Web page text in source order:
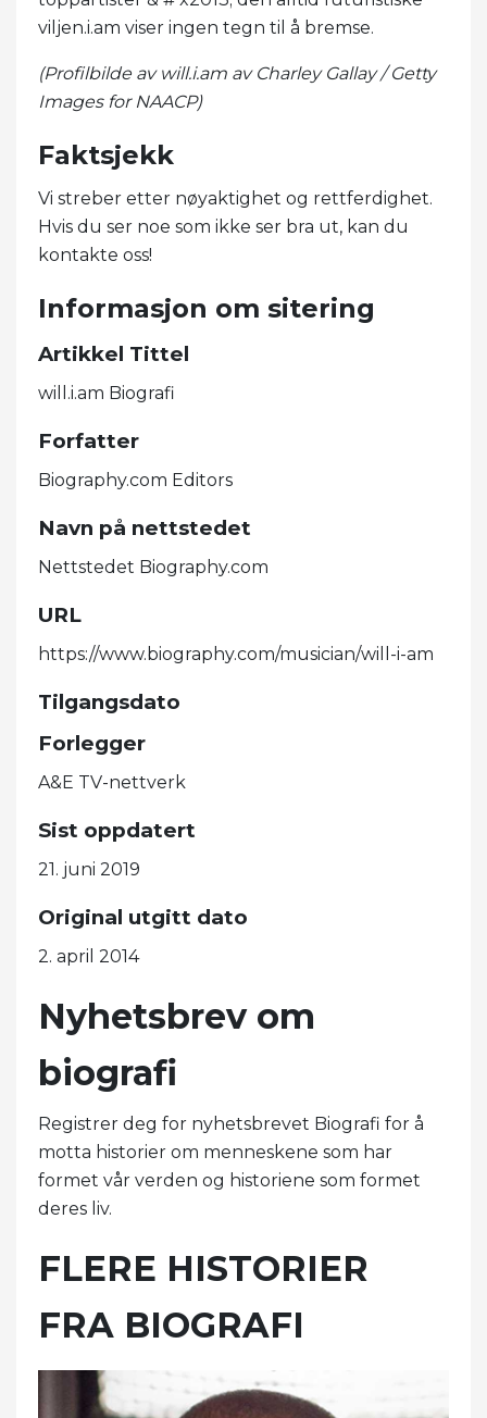
viljen.i.am viser ingen tegn til å bremse.
(Profilbilde av will.i.am av Charley Gallay / Getty
Images for NAACP)
Faktsjekk
Vi streber etter nøyaktighet og rettferdighet.
Hvis du ser noe som ikke ser bra ut, kan du
kontakte oss!
Informasjon om sitering
Artikkel Tittel
will.i.am Biografi
Forfatter
Biography.com Editors
Navn på nettstedet
Nettstedet Biography.com
URL
https://www.biography.com/musician/will-i-am
Tilgangsdato
Forlegger
A&E TV-nettverk
Sist oppdatert
21. juni 2019
Original utgitt dato
2. april 2014
Nyhetsbrev om
biografi
Registrer deg for nyhetsbrevet Biografi for å
motta historier om menneskene som har
formet vår verden og historiene som formet
deres liv.
FLERE HISTORIER
FRA BIOGRAFI